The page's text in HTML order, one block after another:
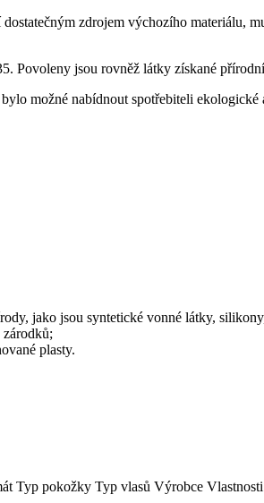
zdrojem výchozího materiálu,
Povoleny jsou rovněž látky získané
možné nabídnout spotřebiteli
jako jsou syntetické vonné látky,
plasty.
Typ pokožky Typ vlasů Výrobce Vlastnosti